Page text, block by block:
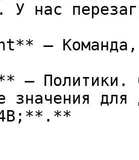
У нас
— Команда,
— Политики.
значения